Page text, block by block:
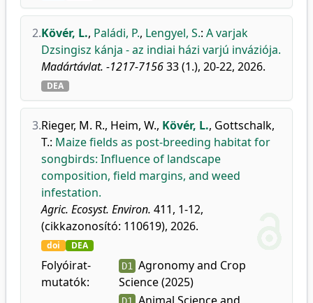
2.Kövér, L., Paládi, P., Lengyel, S.: A varjak
Dzsingisz kánja - az indiai házi varjú inváziója.
Madártávlat. -1217-715633 (1.), 20-22, 2026.
DEA
3.Rieger, M. R., Heim, W., Kövér, L., Gottschalk,
T.: Maize fields as post-breeding habitat for
songbirds: Influence of landscape
composition, field margins, and weed
infestation.
Agric. Ecosyst. Environ. 411, 1-12,
(cikkazonosító: 110619), 2026.
doi DEA
Folyóirat-
mutatók:
D1 Agronomy and Crop
Science (2025)